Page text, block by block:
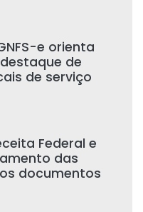
e orienta
de
de serviço
Federal e
das
documentos